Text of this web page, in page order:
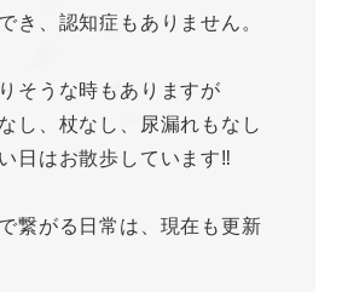
き、認知症もありません。
そうな時もありますが
し、杖なし、尿漏れもなし
日はお散歩しています‼︎
繋がる日常は、現在も更新